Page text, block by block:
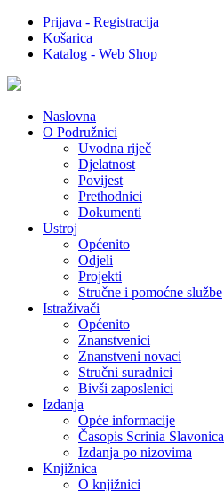
Prijava - Registracija
Košarica
Katalog - Web Shop
Naslovna
O Podružnici
Uvodna riječ
Djelatnost
Povijest
Prethodnici
Dokumenti
Ustroj
Općenito
Odjeli
Projekti
Stručne i pomoćne službe
Istraživači
Općenito
Znanstvenici
Znanstveni novaci
Stručni suradnici
Bivši zaposlenici
Izdanja
Opće informacije
Časopis Scrinia Slavonica
Izdanja po nizovima
Knjižnica
O knjižnici